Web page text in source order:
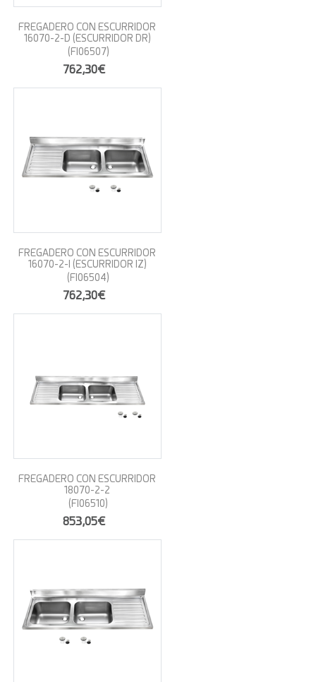
FREGADERO CON ESCURRIDOR
16070-2-D (ESCURRIDOR DR)
(FI06507)
762,30€
FREGADERO CON ESCURRIDOR
16070-2-I (ESCURRIDOR IZ)
(FI06504)
762,30€
FREGADERO CON ESCURRIDOR
18070-2-2
(FI06510)
853,05€